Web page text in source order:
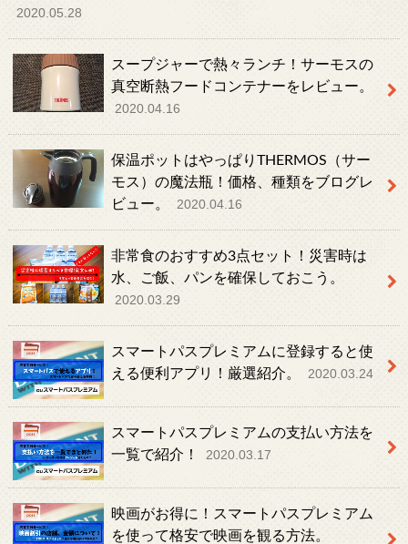
2020.05.28
スープジャーで熱々ランチ！サーモスの
真空断熱フードコンテナーをレビュー。
2020.04.16
保温ポットはやっぱりTHERMOS（サー
モス）の魔法瓶！価格、種類をブログレ
ビュー。
2020.04.16
非常食のおすすめ3点セット！災害時は
水、ご飯、パンを確保しておこう。
2020.03.29
スマートパスプレミアムに登録すると使
える便利アプリ！厳選紹介。
2020.03.24
スマートパスプレミアムの支払い方法を
一覧で紹介！
2020.03.17
映画がお得に！スマートパスプレミアム
を使って格安で映画を観る方法。